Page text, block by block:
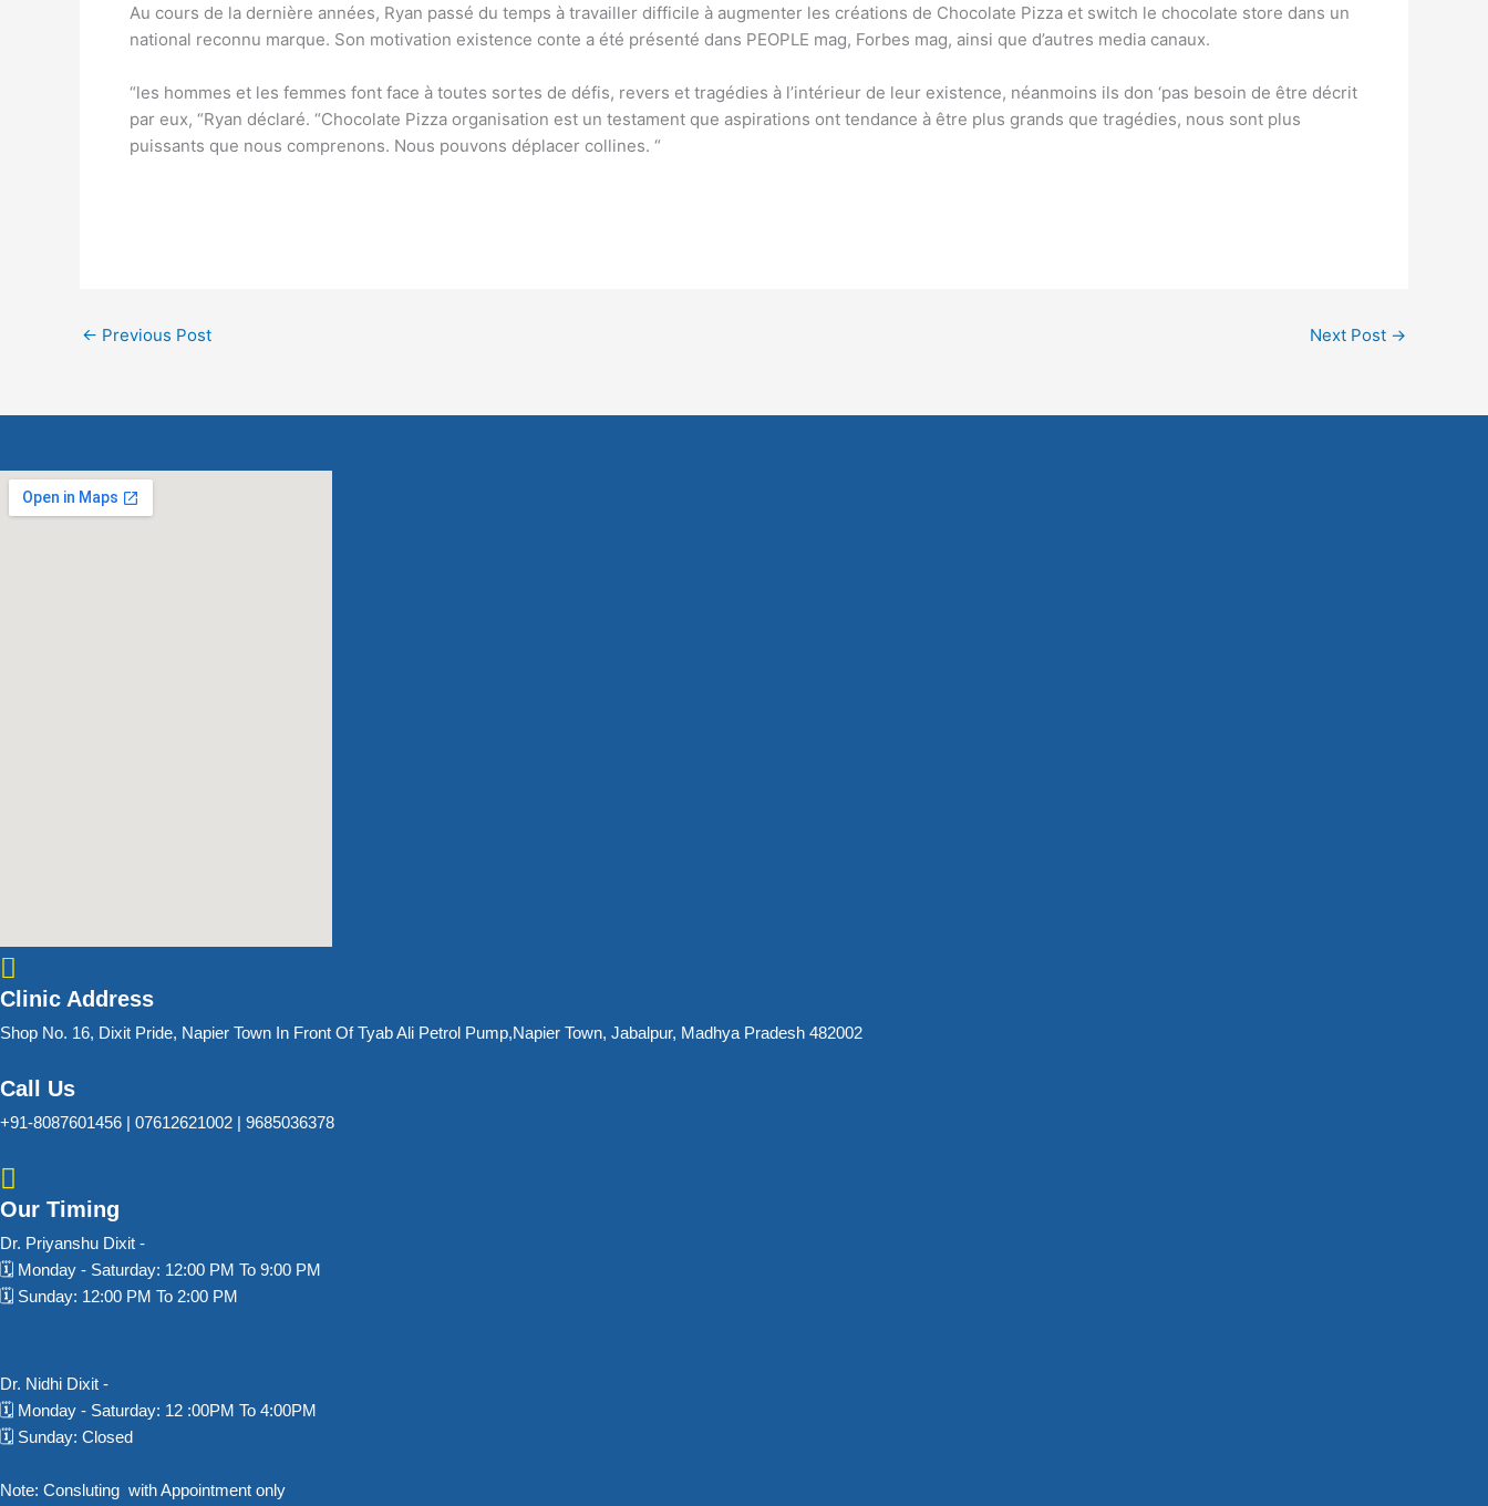
Au cours de la dernière années, Ryan passé du temps à travailler difficile à augmenter les créations de Chocolate Pizza et switch le chocolate store dans un
national reconnu marque. Son motivation existence conte a été présenté dans PEOPLE mag, Forbes mag, ainsi que d’autres media canaux.
“les hommes et les femmes font face à toutes sortes de défis, revers et tragédies à l’intérieur de leur existence, néanmoins ils don ‘pas besoin de être décrit
par eux, “Ryan déclaré. “Chocolate Pizza organisation est un testament que aspirations ont tendance à être plus grands que tragédies, nous sont plus
puissants que nous comprenons. Nous pouvons déplacer collines. “
← Previous Post Next Post →
Clinic Address
Shop No. 16, Dixit Pride, Napier Town In Front Of Tyab Ali Petrol Pump,Napier Town, Jabalpur, Madhya Pradesh 482002
Call Us
+91-8087601456 | 07612621002 | 9685036378
Our Timing
Dr. Priyanshu Dixit​ -
🗓️ Monday - Saturday: 12:00 PM To 9:00 PM
🗓️ Sunday: 12:00 PM To 2:00 PM
Dr. Nidhi Dixit​ -
🗓️ Monday - Saturday: 12 :00PM To 4:00PM
🗓️ Sunday: Closed
Note: Consluting with Appointment only